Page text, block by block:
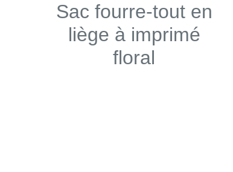
Sac fourre-tout en
liège à imprimé
floral